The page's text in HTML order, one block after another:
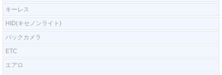
キーレス
HID(キセノンライト)
バックカメラ
ETC
エアロ